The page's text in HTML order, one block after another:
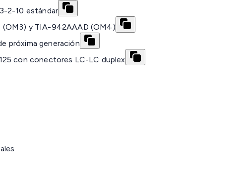
2-10 estándar
y TIA-942AAAD (OM4)
próxima generación
con conectores LC-LC duplex